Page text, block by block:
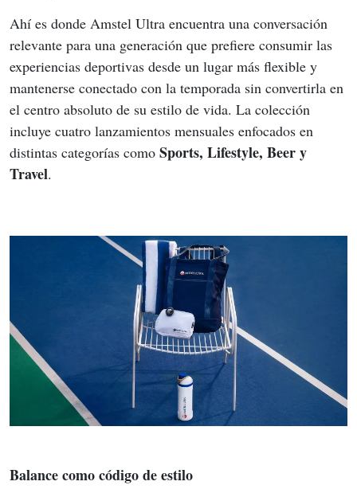
Ahí es donde Amstel Ultra encuentra una conversación
relevante para una generación que prefiere consumir las
experiencias deportivas desde un lugar más flexible y
mantenerse conectado con la temporada sin convertirla en
el centro absoluto de su estilo de vida. La colección
incluye cuatro lanzamientos mensuales enfocados en
distintas categorías como Sports, Lifestyle, Beer y
Travel.
Balance como código de estilo